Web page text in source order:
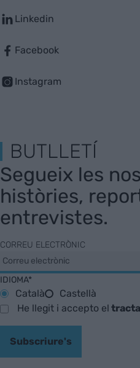
Linkedin
Facebook
Instagram
BUTLLETÍ
Segueix les
històries,
entrevistes.
CORREU ELECTRÒNIC
IDIOMA*
Català
Castellà
He llegit i accepto el
Subscriure's